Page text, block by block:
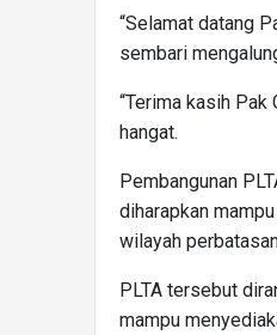
“Selamat datang
sembari
“Terima kasih Pak
hangat.
Pembangunan
diharapkan
wilayah
PLTA tersebut
mampu